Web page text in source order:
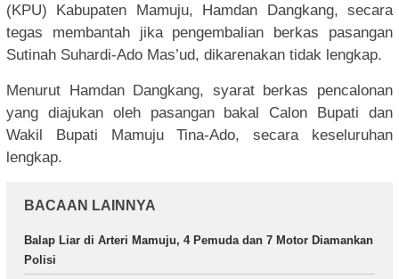
(KPU) Kabupaten Mamuju, Hamdan Dangkang, secara
tegas membantah jika pengembalian berkas pasangan
Sutinah Suhardi-Ado Mas’ud, dikarenakan tidak lengkap.
Menurut Hamdan Dangkang, syarat berkas pencalonan
yang diajukan oleh pasangan bakal Calon Bupati dan
Wakil Bupati Mamuju Tina-Ado, secara keseluruhan
lengkap.
BACAAN LAINNYA
Balap Liar di Arteri Mamuju, 4 Pemuda dan 7 Motor Diamankan
Polisi